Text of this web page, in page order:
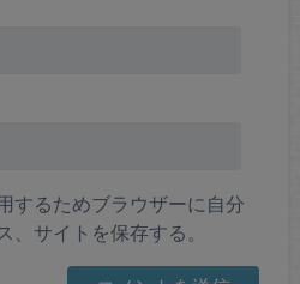
するためブラウザーに自分
、サイトを保存する。